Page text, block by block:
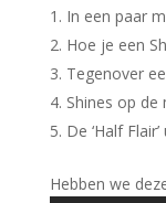
In een paar
Hoe je een
Tegenover
Shines op de
De ‘Half
Hebben we